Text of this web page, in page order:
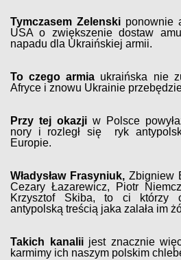
Tymczasem Zelenskiponownie
USA o zwiększenie dostaw
napadu dla Ukraińskiej armii.
To czego armia ukraińska nie
Afryce i znowu Ukrainie
Przy tej okazji w Polsce
nory i rozległ się ryk
Europie.
Władysław Frasyniuk, Zbigniew
Cezary Łazarewicz, Piotr
Krzysztof Skiba, to ci którzy
antypolską treścią jaka zalała im
Takich kanaliijest znacznie
karmimy ich naszym polskim